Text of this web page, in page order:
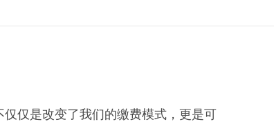
仅是改变了我们的缴费模式，更是可